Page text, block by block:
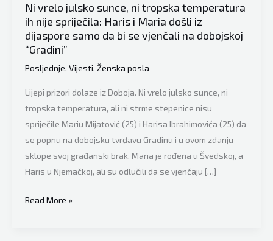
Ni vrelo julsko sunce, ni tropska temperatura
ih nije spriječila: Haris i Maria došli iz
dijaspore samo da bi se vjenčali na dobojskoj
“Gradini”
Posljednje, Vijesti, Ženska posla
Lijepi prizori dolaze iz Doboja. Ni vrelo julsko sunce, ni
tropska temperatura, ali ni strme stepenice nisu
spriječile Mariu Mijatović (25) i Harisa Ibrahimovića (25) da
se popnu na dobojsku tvrđavu Gradinu i u ovom zdanju
sklope svoj građanski brak. Maria je rođena u Švedskoj, a
Haris u Njemačkoj, ali su odlučili da se vjenčaju […]
Ni
julsko
Read More »